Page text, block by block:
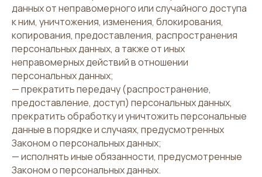
данных от неправомерного или случайного доступа
к ним, уничтожения, изменения, блокирования,
копирования, предоставления, распространения
персональных данных, а также от иных
неправомерных действий в отношении
персональных данных;
— прекратить передачу (распространение,
предоставление, доступ) персональных данных,
прекратить обработку и уничтожить персональные
данные в порядке и случаях, предусмотренных
Законом о персональных данных;
— исполнять иные обязанности, предусмотренные
Законом о персональных данных.